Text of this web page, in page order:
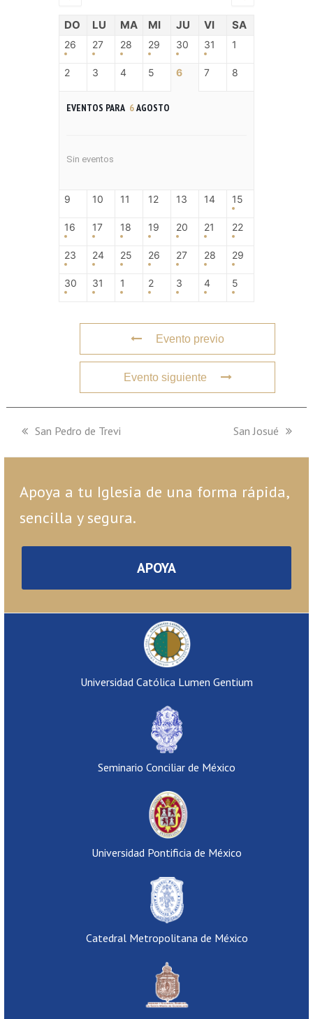
DO LU MA MI JU VI SA
26 27 28 29 30 31 1
2 3 4 5 6 7 8
EVENTOS PARA 6AGOSTO
Sin eventos
9 10 11 12 13 14 15
16 17 18 19 20 21 22
23 24 25 26 27 28 29
30 31 1 2 3 4 5
Evento previo
Evento siguiente
previous
San Pedro de Trevi
next
San Josué
Apoya a tu Iglesia de una forma rápida,
sencilla y segura.
APOYA
Universidad Católica Lumen Gentium
Seminario Conciliar de México
Universidad Pontificia de México
Catedral Metropolitana de México